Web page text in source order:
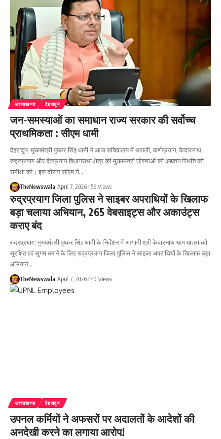
उत्तराखण्ड देहरादून
जन-समस्याओं का समाधान राज्य सरकार की सर्वोच्च
प्राथमिकता : सीएम धामी
देहरादून: मुख्यमंत्री पुष्कर सिंह धामी ने आज सचिवालय में थराली, कर्णप्रयाग, केदारनाथ,
रुद्रप्रयाग और देवप्रयाग विधानसभा क्षेत्र की मुख्यमंत्री घोषणाओं की अद्यतन स्थिति की
समीक्षा की। इस दौरान सीएम ने…
TheNewswala April 7, 2026 156 Views
रुद्रप्रयाग जिला पुलिस ने साइबर अपराधियों के खिलाफ
बड़ा चलाया अभियान, 265 वेबसाइट्स और अकाउंट्स
कराए बंद
रुद्रप्रयाग: मुख्यमंत्री पुष्कर सिंह धामी के निर्देशन में आगामी श्री केदारनाथ धाम यात्रा को
सुरक्षित एवं सुगम बनाने के लिए रुद्रप्रयाग जिला पुलिस ने साइबर अपराधियों के खिलाफ बड़ा
अभियान…
TheNewswala April 7, 2026 149 Views
उत्तराखण्ड देहरादून
उपनल कर्मियों ने अफसरों पर अदालतों के आदेशों की
अनदेखी करने का लगाया आरोप!